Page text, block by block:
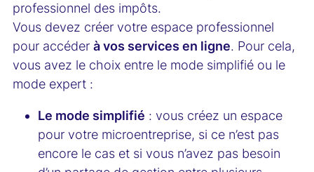
professionnel des impôts.
Vous devez créer votre espace professionnel
pour accéder à vos services en ligne. Pour cela,
vous avez le choix entre le mode simplifié ou le
mode expert :
Le mode simplifié : vous créez un espace
pour votre microentreprise, si ce n’est pas
encore le cas et si vous n’avez pas besoin